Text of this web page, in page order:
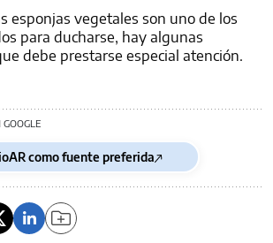
esponjas vegetales son uno de los
para ducharse, hay algunas
debe prestarse especial atención.
como fuente preferida